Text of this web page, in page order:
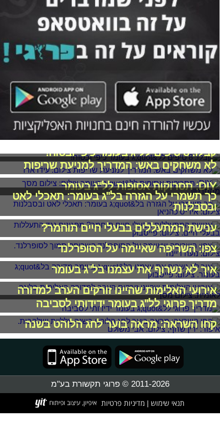
קבלו: 8 טיפים לל"ג בעומר כיפי ובטוח!
לא משחקים באש: המדריך למניעת שריפות
DIY: תסרוקות אסופות לל"ג בעומר
כך תשמרי על הגזרה בל"ג בעומר: תאכלי לאט
ובסבלנות
ענישת המתעללים בבעלי חיים תוחמר?
צפו: השריפה שאיימה על הסופרלנד
איך לא נשרוף את עצמנו בל"ג בעומר
אירועי האלימות שהיינו זורקים הערב למדורה
מדריך פרוגי לל"ג בעומר ידידותי לסביבה
קחו השראה: מראה בוער לחג הלוהט בשנה
2011-2026 © פרוגי תקשורת בע"מ
תנאי שימוש מדיניות פרטיות